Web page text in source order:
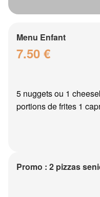
Menu Enfant
7.50 €
5 nuggets ou 1
portions de frites 1
Promo : 2 pizzas